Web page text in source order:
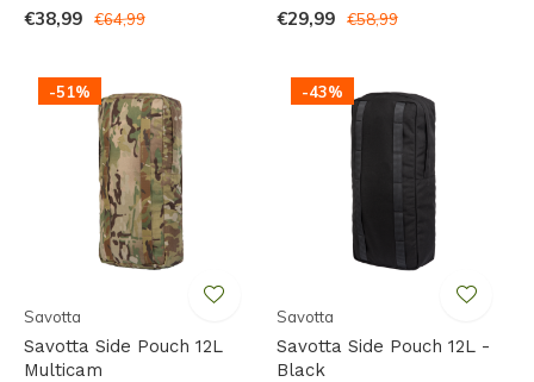
€38,99 €64,99 €29,99 €58,99
-51%
Savotta
Savotta Side Pouch 12L
Multicam
-43%
Savotta
Savotta Side Pouch 12L -
Black